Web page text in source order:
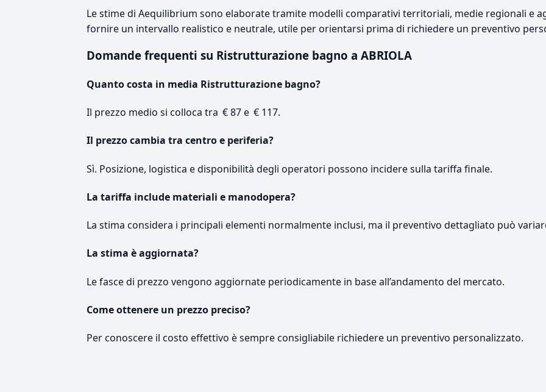
Le stime di Aequilibrium sono elaborate tramite modelli comparativi territoriali, medie regionali e
fornire un intervallo realistico e neutrale, utile per orientarsi prima di richiedere un preventivo
Domande frequenti su Ristrutturazione bagno a ABRIOLA
Quanto costa in media Ristrutturazione bagno?
Il prezzo medio si colloca tra € 87 e € 117.
Il prezzo cambia tra centro e periferia?
Sì. Posizione, logistica e disponibilità degli operatori possono incidere sulla tariffa finale.
La tariffa include materiali e manodopera?
La stima considera i principali elementi normalmente inclusi, ma il preventivo dettagliato può
La stima è aggiornata?
Le fasce di prezzo vengono aggiornate periodicamente in base all’andamento del mercato.
Come ottenere un prezzo preciso?
Per conoscere il costo effettivo è sempre consigliabile richiedere un preventivo personalizzato.